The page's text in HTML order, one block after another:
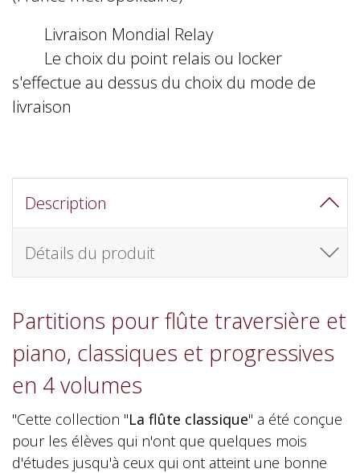
Livraison Mondial Relay
Le choix du point relais ou locker
s'effectue au dessus du choix du mode de
livraison
Description
Détails du produit
Partitions pour flûte traversière et
piano, classiques et progressives
en 4 volumes
"Cette collection "La flûte classique" a été conçue
pour les élèves qui n'ont que quelques mois
d'études jusqu'à ceux qui ont atteint une bonne